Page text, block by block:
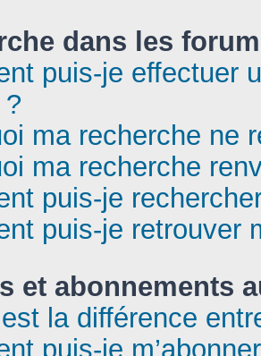
dans les
puis-je effectuer
ma recherche ne
ma recherche
puis-je
puis-je retrouver
et abonnements
la différence
puis-je